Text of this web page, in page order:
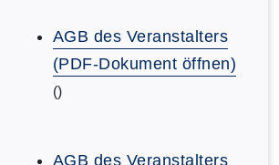
AGB des Veranstalters
(PDF-Dokument öffnen)
()
AGB des Veranstalters